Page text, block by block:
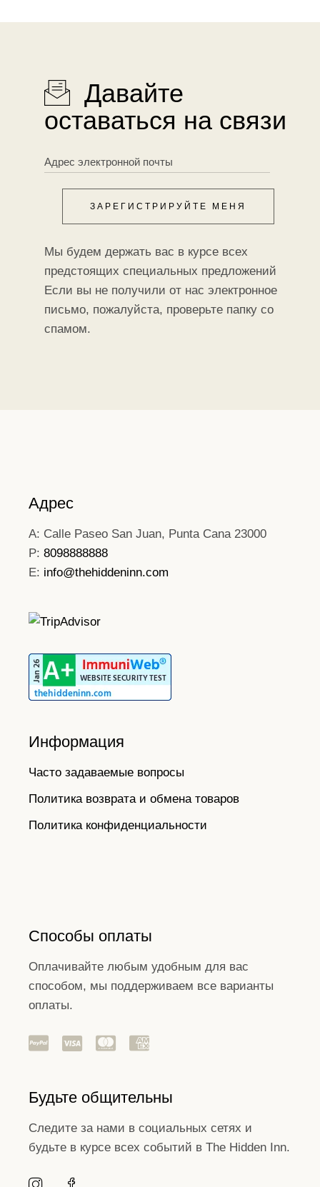
Давайте
оставаться на связи
ЗАРЕГИСТРИРУЙТЕ МЕНЯ
Мы будем держать вас в курсе всех
предстоящих специальных предложений
Если вы не получили от нас электронное
письмо, пожалуйста, проверьте папку со
спамом.
Адрес
A: Calle Paseo San Juan, Punta Cana 23000
P: 8098888888
E: info@thehiddeninn.com
Информация
Часто задаваемые вопросы
Политика возврата и обмена товаров
Политика конфиденциальности
Способы оплаты
Оплачивайте любым удобным для вас
способом, мы поддерживаем все варианты
оплаты.
Будьте общительны
Следите за нами в социальных сетях и
будьте в курсе всех событий в The Hidden Inn.